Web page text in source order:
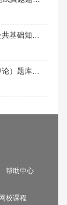
帮助中心
网校课程